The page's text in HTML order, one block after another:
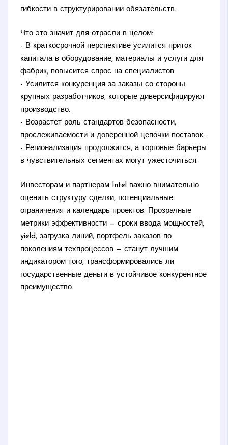
гибкости в структурировании обязательств.
Что это значит для отрасли в целом:
- В краткосрочной перспективе усилится приток
капитала в оборудование, материалы и услуги для
фабрик, повысится спрос на специалистов.
- Усилится конкуренция за заказы со стороны
крупных разработчиков, которые диверсифицируют
производство.
- Возрастет роль стандартов безопасности,
прослеживаемости и доверенной цепочки поставок.
- Регионализация продолжится, а торговые барьеры
в чувствительных сегментах могут ужесточиться.
Инвесторам и партнерам Intel важно внимательно
оценить структуру сделки, потенциальные
ограничения и календарь проектов. Прозрачные
метрики эффективности — сроки ввода мощностей,
yield, загрузка линий, портфель заказов по
поколениям техпроцессов — станут лучшим
индикатором того, трансформировались ли
государственные деньги в устойчивое конкурентное
преимущество.